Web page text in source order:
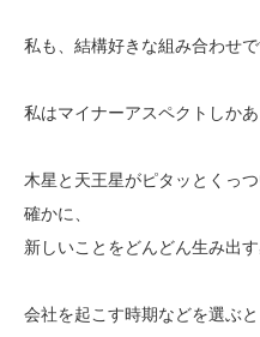
私も、結構好きな組み合わせで
私はマイナーアスペクトしかあ
木星と天王星がピタッとくっ
確かに、
新しいことをどんどん生み出
会社を起こす時期などを選ぶと